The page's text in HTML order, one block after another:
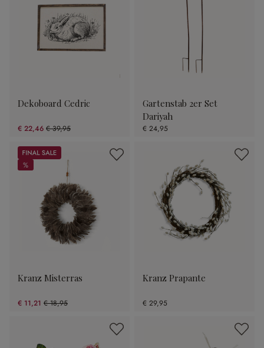
Dekoboard Cedric
€ 22,46 € 39,95
(43.78% gespart)
Gartenstab 2er Set
Dariyah
€ 24,95
Sale
%
%
Kranz Misterras
€ 11,21 € 18,95
(40.84% gespart)
Kranz Prapante
€ 29,95